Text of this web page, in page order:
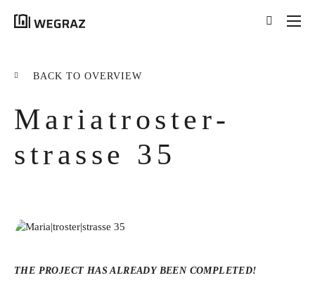
ALL RESULTS ({{RESULTS.LENGTH}})
excerpt
BACK TO OVERVIEW
Maria­troster­
strasse 35
THE PROJECT HAS ALREADY BEEN COMPLETED!